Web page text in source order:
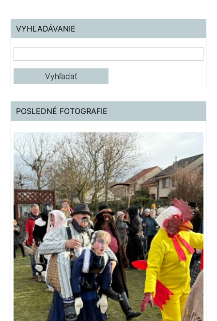
VYHĽADÁVANIE
POSLEDNÉ FOTOGRAFIE